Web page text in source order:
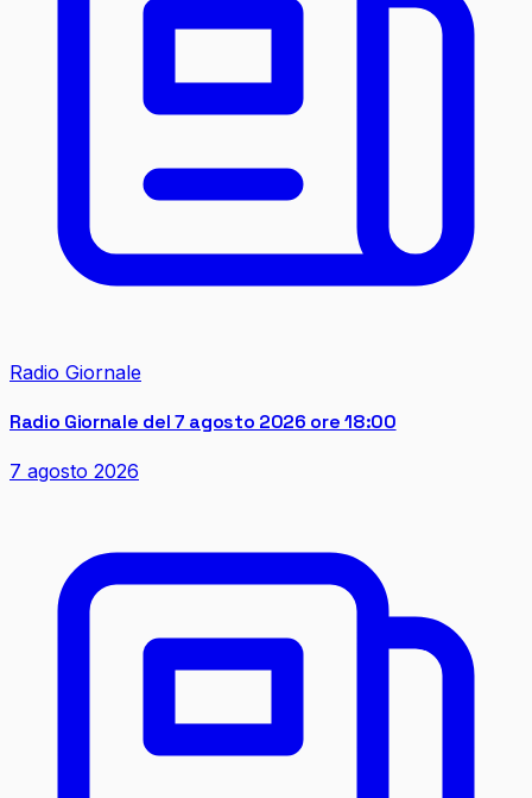
Radio Giornale
Radio Giornale del 7 agosto 2026 ore 18:00
7 agosto 2026